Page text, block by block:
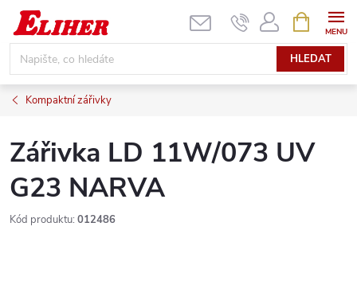
Přejít
obsah
HLEDAT
NÁKUPNÍ
KOŠÍK
Kompaktní zářivky
Zářivka LD 11W/073 UV
G23 NARVA
Kód produktu: 012486